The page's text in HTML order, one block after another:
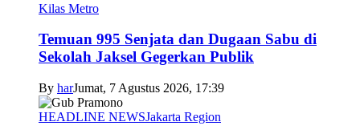
Kilas Metro
Temuan 995 Senjata dan Dugaan Sabu di
Sekolah Jaksel Gegerkan Publik
By harJumat, 7 Agustus 2026, 17:39
HEADLINE NEWSJakarta Region